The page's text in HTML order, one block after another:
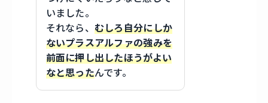
いました。
それなら、 むしろ自分にしか
ないプラスアルファの強みを
前面に押し出したほうがよい
なと思ったんです。